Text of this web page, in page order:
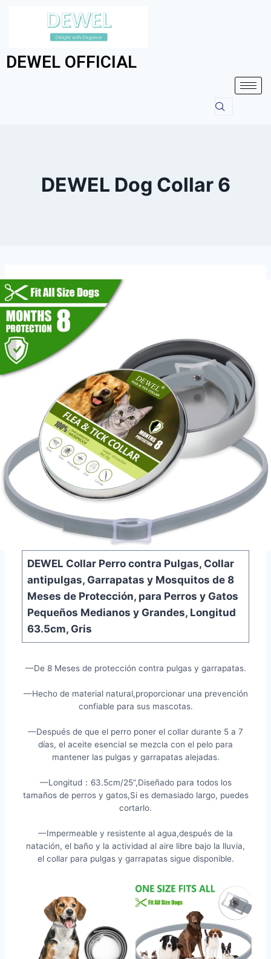
DEWEL OFFICIAL
DEWEL Dog Collar 6
DEWEL Collar Perro contra Pulgas, Collar
antipulgas, Garrapatas y Mosquitos de 8
Meses de Protección, para Perros y Gatos
Pequeños Medianos y Grandes, Longitud
63.5cm, Gris
—De 8 Meses de protección contra pulgas y garrapatas.
—Hecho de material natural,proporcionar una prevención
confiable para sus mascotas.
—Después de que el perro poner el collar durante 5 a 7
días, el aceite esencial se mezcla con el pelo para
mantener las pulgas y garrapatas alejadas.
—Longitud：63.5cm/25”,Diseñado para todos los
tamaños de perros y gatos,Si es demasiado largo, puedes
cortarlo.
—Impermeable y resistente al agua,después de la
natación, el baño y la actividad al aire libre bajo la lluvia,
el collar para pulgas y garrapatas sigue disponible.